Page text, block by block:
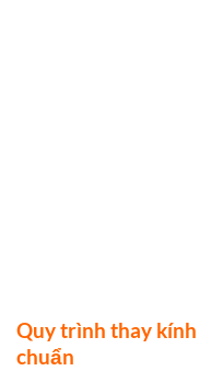
Quy trình thay kính
chuẩn